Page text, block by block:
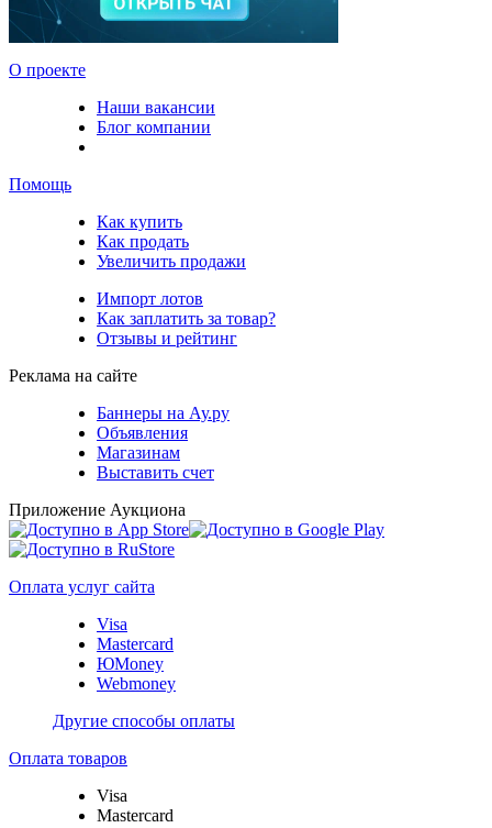
О проекте
Наши вакансии
Блог компании
Помощь
Как купить
Как продать
Увеличить продажи
Импорт лотов
Как заплатить за товар?
Отзывы и рейтинг
Реклама на сайте
Баннеры на Ау.ру
Объявления
Магазинам
Выставить счет
Приложение Аукциона
Оплата услуг сайта
Visa
Mastercard
ЮMoney
Webmoney
Другие способы оплаты
Оплата товаров
Visa
Mastercard